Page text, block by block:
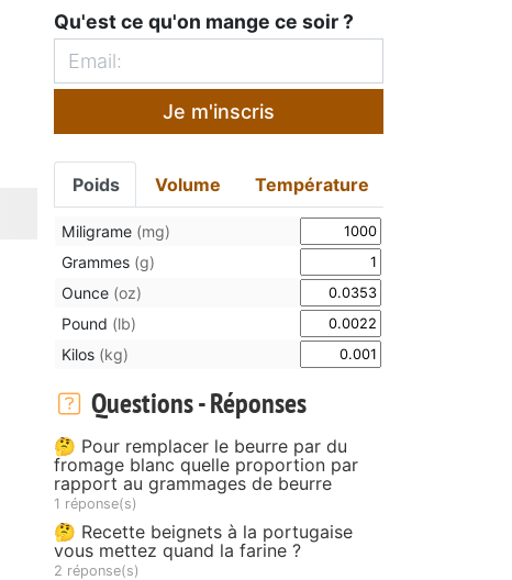
Qu'est ce qu'on mange ce soir ?
Je m'inscris
Poids Volume Température
Miligrame (mg)
Grammes (g)
Ounce (oz)
Pound (lb)
Kilos (kg)
Questions - Réponses
🤔 Pour remplacer le beurre par du
fromage blanc quelle proportion par
rapport au grammages de beurre
1 réponse(s)
🤔 Recette beignets à la portugaise
vous mettez quand la farine ?
2 réponse(s)